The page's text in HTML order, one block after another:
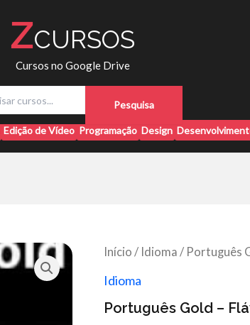
ZCURSOS
Cursos no Google Drive
q
Pesquisa
Edição de Vídeo Programação Design
Início / Idioma / Português
Idioma
Português Gold –